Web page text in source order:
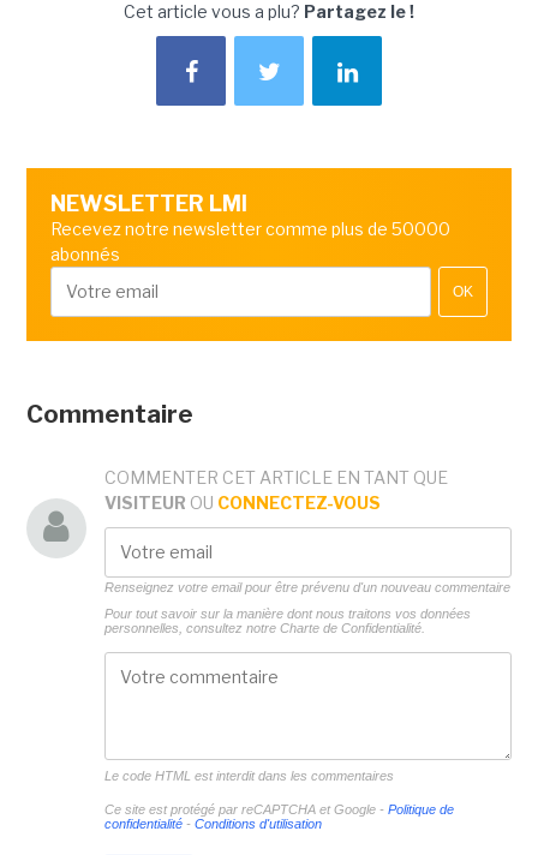
Cet article vous a plu? Partagez le !
NEWSLETTER LMI
Recevez notre newsletter comme plus de 50000
abonnés
OK
Commentaire
COMMENTER CET ARTICLE EN TANT QUE
VISITEUR OU CONNECTEZ-VOUS
Renseignez votre email pour être prévenu d'un nouveau commentaire
Pour tout savoir sur la manière dont nous traitons vos données
personnelles, consultez notre Charte de Confidentialité.
Le code HTML est interdit dans les commentaires
Ce site est protégé par reCAPTCHA et Google - Politique de
confidentialité- Conditions d'utilisation